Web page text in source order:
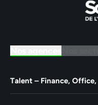
Talent – Finance, Office,